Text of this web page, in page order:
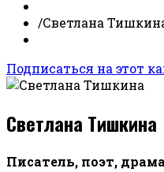
/Светлана
Подписаться на этот
Светлана Тишкина
Писатель, поэт,